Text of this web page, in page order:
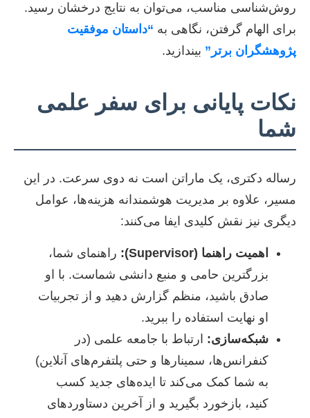
روش‌شناسی مناسب، می‌توان به نتایج درخشان رسید.
برای الهام گرفتن، نگاهی به “داستان موفقیت
پژوهشگران برتر” بیندازید.
نکات پایانی برای سفر علمی
شما
رساله دکتری، یک ماراتن است نه دوی سرعت. در این
مسیر، علاوه بر مدیریت هوشمندانه هزینه‌ها، عوامل
دیگری نیز نقش کلیدی ایفا می‌کنند:
اهمیت راهنما (Supervisor):
راهنمای شما،
بزرگترین حامی و منبع دانشی شماست. با او
صادق باشید، منظم گزارش دهید و از تجربیات
او نهایت استفاده را ببرید.
شبکه‌سازی: ارتباط با جامعه علمی (در
کنفرانس‌ها، سمینارها و حتی پلتفرم‌های آنلاین)
به شما کمک می‌کند تا ایده‌های جدید کسب
کنید، بازخورد بگیرید و از آخرین دستاوردهای